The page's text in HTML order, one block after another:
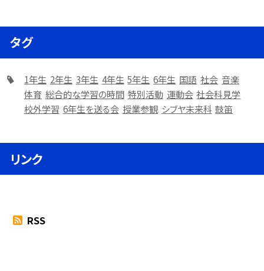
タグ
1年生 2年生 3年生 4年生 5年生 6年生 国語 社会 音楽
体育 総合的な学習の時間 特別活動 運動会 社会科見学
校外学習 6年生を送る会 授業参観 シブヤ未来科 鼓笛
リンク
RSS